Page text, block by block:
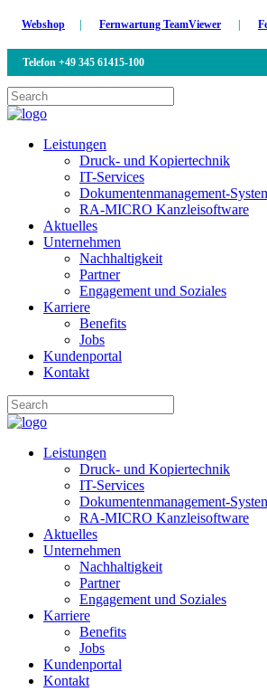
Webshop Fernwartung TeamViewer
Telefon +49 345 61415-100
Leistungen
Druck- und Kopiertechnik
IT-Services
Dokumentenmanagement-
RA-MICRO Kanzleisoftware
Aktuelles
Unternehmen
Nachhaltigkeit
Partner
Engagement und Soziales
Karriere
Benefits
Jobs
Kundenportal
Kontakt
Leistungen
Druck- und Kopiertechnik
IT-Services
Dokumentenmanagement-
RA-MICRO Kanzleisoftware
Aktuelles
Unternehmen
Nachhaltigkeit
Partner
Engagement und Soziales
Karriere
Benefits
Jobs
Kundenportal
Kontakt